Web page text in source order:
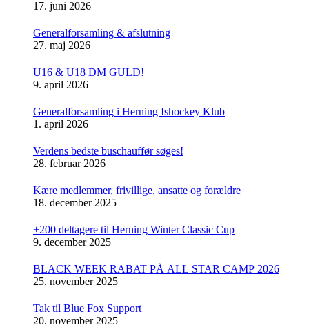
17. juni 2026
Generalforsamling & afslutning
27. maj 2026
U16 & U18 DM GULD!
9. april 2026
Generalforsamling i Herning Ishockey Klub
1. april 2026
Verdens bedste buschauffør søges!
28. februar 2026
Kære medlemmer, frivillige, ansatte og forældre
18. december 2025
+200 deltagere til Herning Winter Classic Cup
9. december 2025
BLACK WEEK RABAT PÅ ALL STAR CAMP 2026
25. november 2025
Tak til Blue Fox Support
20. november 2025